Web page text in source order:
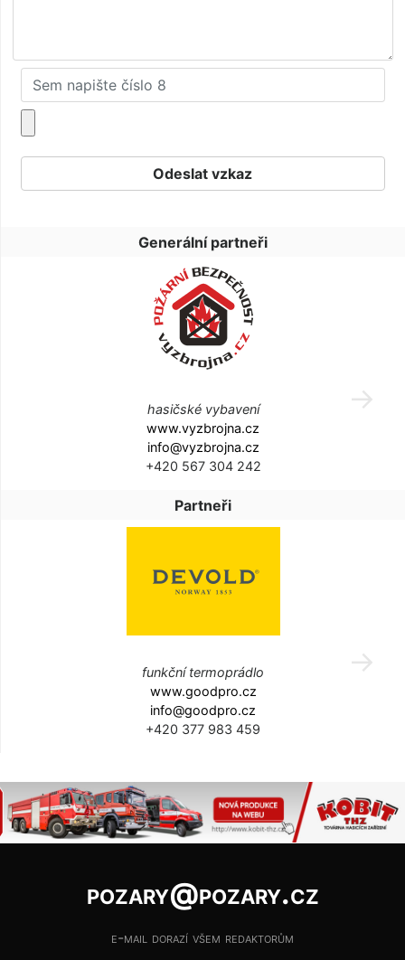
Generální partneři
hasičské vybavení
www.vyzbrojna.cz
info@vyzbrojna.cz
+420 567 304 242
Partneři
funkční termoprádlo
www.goodpro.cz
info@goodpro.cz
+420 377 983 459
pozary@pozary.cz
e-mail dorazí všem redaktorům